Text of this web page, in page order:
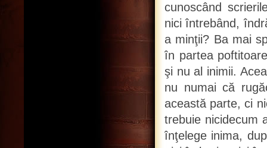
cunoscând
nici întrebând,
a minţii? Ba mai
în partea
şi nu al inimii.
nu numai că
această parte, ci
trebuie nicidecum
înţelege inima,